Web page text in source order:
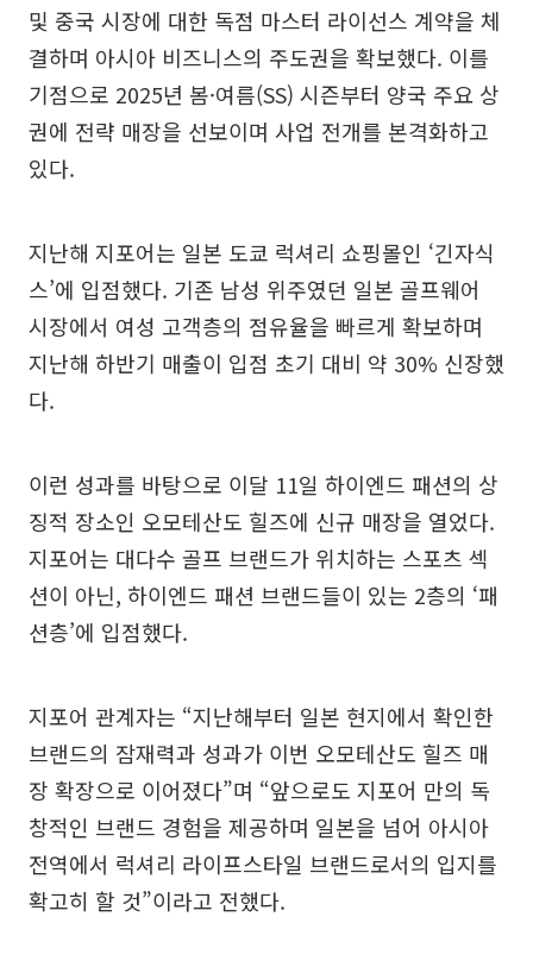
및 중국 시장에 대한 독점 마스터 라이선스 계약을 체
결하며 아시아 비즈니스의 주도권을 확보했다. 이를
기점으로 2025년 봄·여름(SS) 시즌부터 양국 주요 상
권에 전략 매장을 선보이며 사업 전개를 본격화하고
있다.
지난해 지포어는 일본 도쿄 럭셔리 쇼핑몰인 ‘긴자식
스’에 입점했다. 기존 남성 위주였던 일본 골프웨어
시장에서 여성 고객층의 점유율을 빠르게 확보하며
지난해 하반기 매출이 입점 초기 대비 약 30% 신장했
다.
이런 성과를 바탕으로 이달 11일 하이엔드 패션의 상
징적 장소인 오모테산도 힐즈에 신규 매장을 열었다.
지포어는 대다수 골프 브랜드가 위치하는 스포츠 섹
션이 아닌, 하이엔드 패션 브랜드들이 있는 2층의 ‘패
션층’에 입점했다.
지포어 관계자는 “지난해부터 일본 현지에서 확인한
브랜드의 잠재력과 성과가 이번 오모테산도 힐즈 매
장 확장으로 이어졌다”며 “앞으로도 지포어 만의 독
창적인 브랜드 경험을 제공하며 일본을 넘어 아시아
전역에서 럭셔리 라이프스타일 브랜드로서의 입지를
확고히 할 것”이라고 전했다.